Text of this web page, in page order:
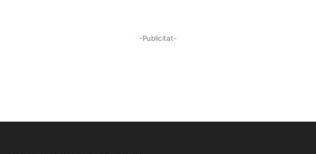
-Publicitat-